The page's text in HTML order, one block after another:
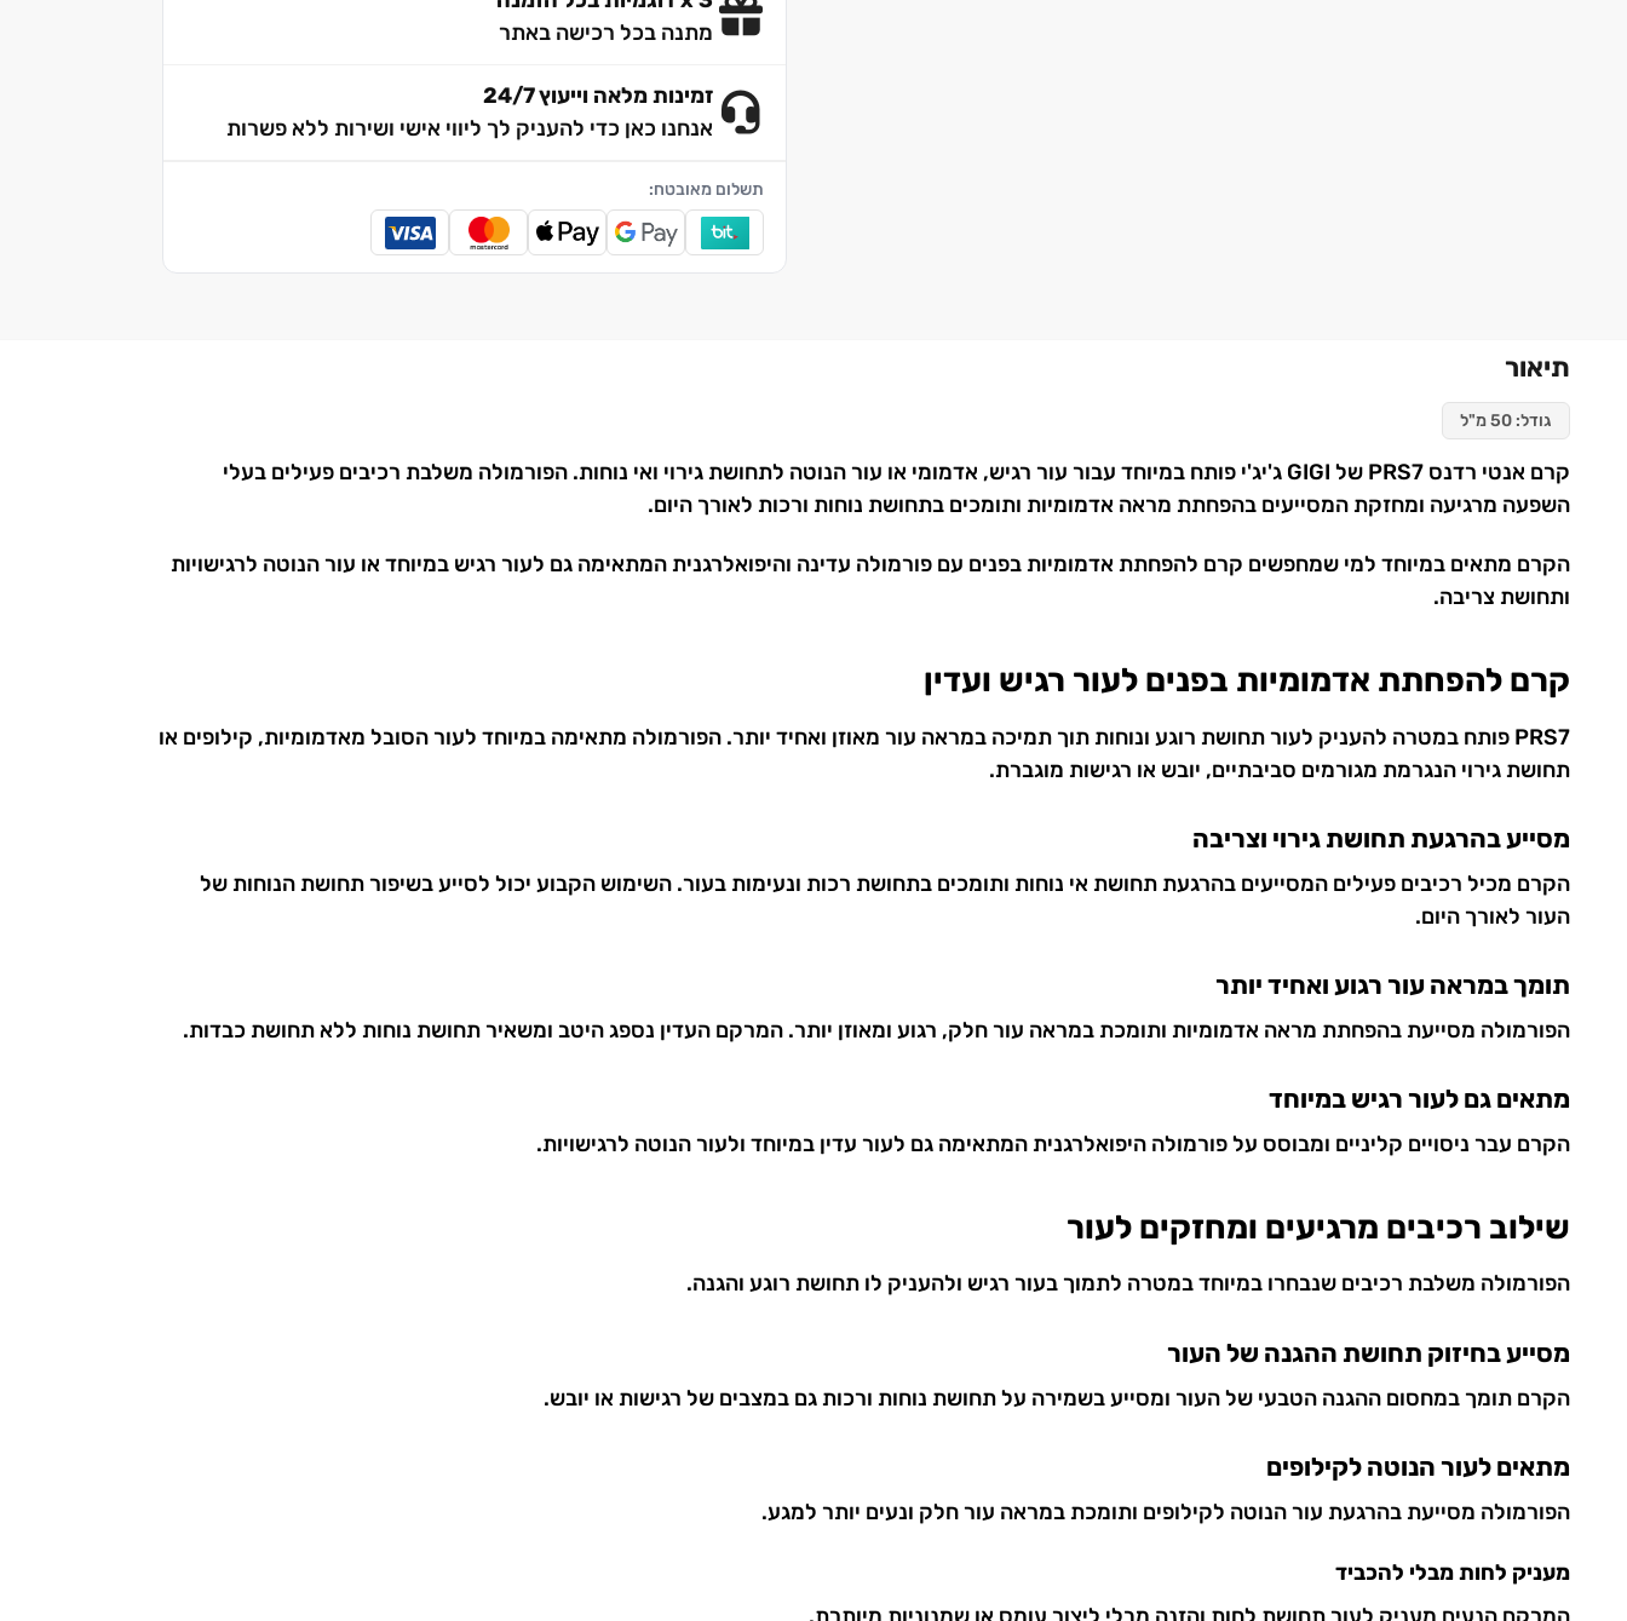
מתנה בכל רכישה באתר
זמינות מלאה וייעוץ 24/7
אנחנו כאן כדי להעניק לך ליווי אישי ושירות ללא פשרות
תשלום מאובטח:
תיאור
גודל: 50 מ"ל
קרם אנטי רדנס PRS7 של GIGI ג'יג'י פותח במיוחד עבור עור רגיש, אדמומי או עור הנוטה לתחושת גירוי ואי נוחות. הפורמולה משלבת רכיבים פעילים בעלי
השפעה מרגיעה ומחזקת המסייעים בהפחתת מראה אדמומיות ותומכים בתחושת נוחות ורכות לאורך היום.
הקרם מתאים במיוחד למי שמחפשים קרם להפחתת אדמומיות בפנים עם פורמולה עדינה והיפואלרגנית המתאימה גם לעור רגיש במיוחד או עור הנוטה לרגישויות
ותחושת צריבה.
קרם להפחתת אדמומיות בפנים לעור רגיש ועדין
PRS7 פותח במטרה להעניק לעור תחושת רוגע ונוחות תוך תמיכה במראה עור מאוזן ואחיד יותר. הפורמולה מתאימה במיוחד לעור הסובל מאדמומיות, קילופים או
תחושת גירוי הנגרמת מגורמים סביבתיים, יובש או רגישות מוגברת.
מסייע בהרגעת תחושת גירוי וצריבה
הקרם מכיל רכיבים פעילים המסייעים בהרגעת תחושת אי נוחות ותומכים בתחושת רכות ונעימות בעור. השימוש הקבוע יכול לסייע בשיפור תחושת הנוחות של
העור לאורך היום.
תומך במראה עור רגוע ואחיד יותר
הפורמולה מסייעת בהפחתת מראה אדמומיות ותומכת במראה עור חלק, רגוע ומאוזן יותר. המרקם העדין נספג היטב ומשאיר תחושת נוחות ללא תחושת כבדות.
מתאים גם לעור רגיש במיוחד
הקרם עבר ניסויים קליניים ומבוסס על פורמולה היפואלרגנית המתאימה גם לעור עדין במיוחד ולעור הנוטה לרגישויות.
שילוב רכיבים מרגיעים ומחזקים לעור
הפורמולה משלבת רכיבים שנבחרו במיוחד במטרה לתמוך בעור רגיש ולהעניק לו תחושת רוגע והגנה.
מסייע בחיזוק תחושת ההגנה של העור
הקרם תומך במחסום ההגנה הטבעי של העור ומסייע בשמירה על תחושת נוחות ורכות גם במצבים של רגישות או יובש.
מתאים לעור הנוטה לקילופים
הפורמולה מסייעת בהרגעת עור הנוטה לקילופים ותומכת במראה עור חלק ונעים יותר למגע.
מעניק לחות מבלי להכביד